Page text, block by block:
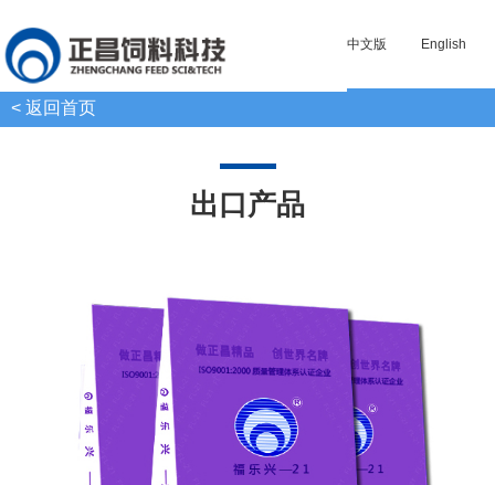
中文版 English
< 返回首页
出口产品